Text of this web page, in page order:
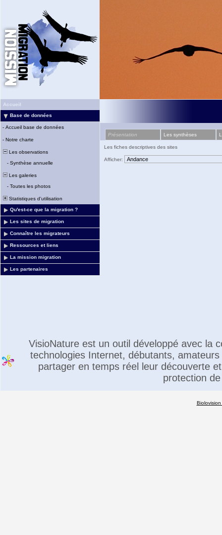
Accueil
Base de données
- Accueil base de données
- Notre charte
Les observations
- Synthèse annuelle
Les galeries
- Toutes les photos
Statistiques d'utilisation
Qu'est-ce que la migration ?
Les sites de migration
Connaître les migrateurs
Ressources et liens
La mission migration
Les partenaires
Présentation Les synthèses
Les fiches descriptives des sites
Afficher:
VisioNature est un outil développé avec la
technologies Internet, débutants,
partager en temps réel leur découverte
protection
Biolovision